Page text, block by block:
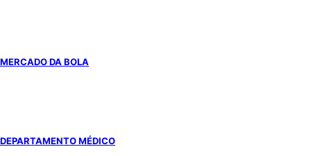
MERCADO DA BOLA
DEPARTAMENTO MÉDICO